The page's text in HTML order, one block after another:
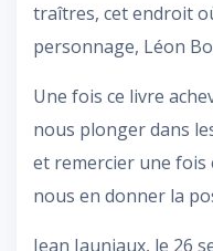
traîtres, cet endroit
personnage, Léon
Une fois ce livre
nous plonger dans
et remercier une fois
nous en donner la
Jean Jauniaux, le 26